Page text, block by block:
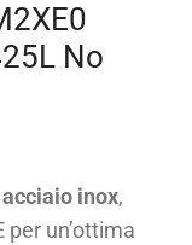
No
acciaio inox,
un’ottima